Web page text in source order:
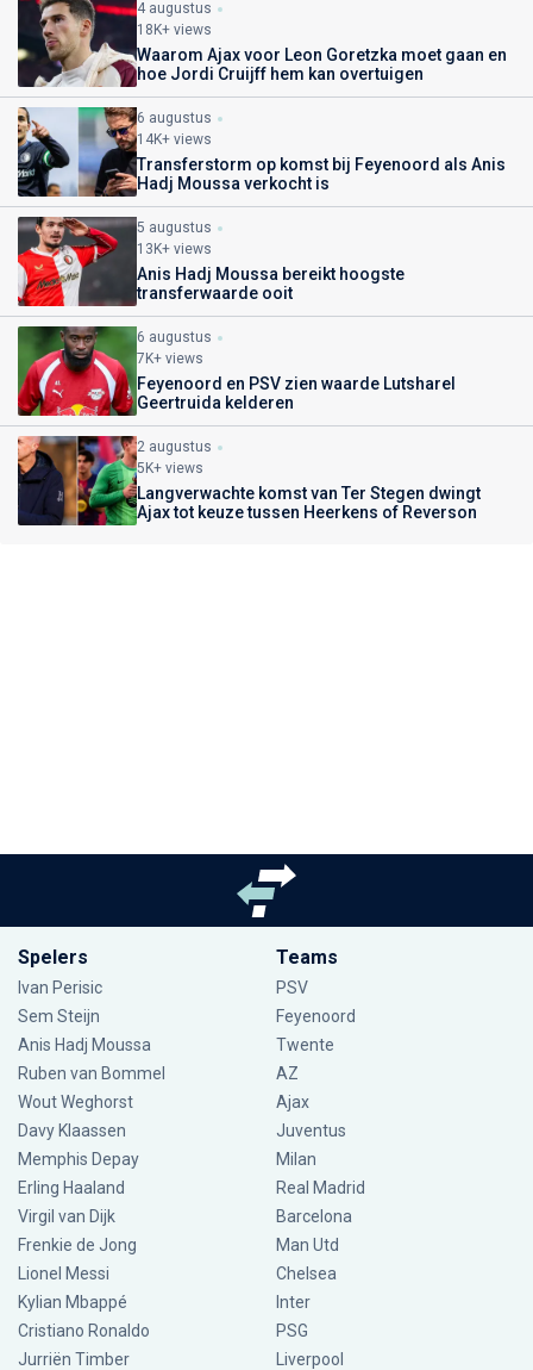
4 augustus
18K+ views
Waarom Ajax voor Leon Goretzka moet gaan en
hoe Jordi Cruijff hem kan overtuigen
6 augustus
14K+ views
Transferstorm op komst bij Feyenoord als Anis
Hadj Moussa verkocht is
5 augustus
13K+ views
Anis Hadj Moussa bereikt hoogste
transferwaarde ooit
6 augustus
7K+ views
Feyenoord en PSV zien waarde Lutsharel
Geertruida kelderen
2 augustus
5K+ views
Langverwachte komst van Ter Stegen dwingt
Ajax tot keuze tussen Heerkens of Reverson
Spelers
Ivan Perisic
Sem Steijn
Anis Hadj Moussa
Ruben van Bommel
Wout Weghorst
Davy Klaassen
Memphis Depay
Erling Haaland
Virgil van Dijk
Frenkie de Jong
Lionel Messi
Kylian Mbappé
Cristiano Ronaldo
Jurriën Timber
Teams
PSV
Feyenoord
Twente
AZ
Ajax
Juventus
Milan
Real Madrid
Barcelona
Man Utd
Chelsea
Inter
PSG
Liverpool